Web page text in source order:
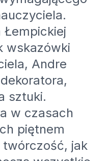
Łempickiej
wskazówki
Andre
sztuki.
w czasach
piętnem
jak